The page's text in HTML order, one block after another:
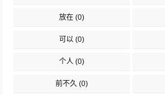
放在 (0)
可以 (0)
个人 (0)
前不久 (0)